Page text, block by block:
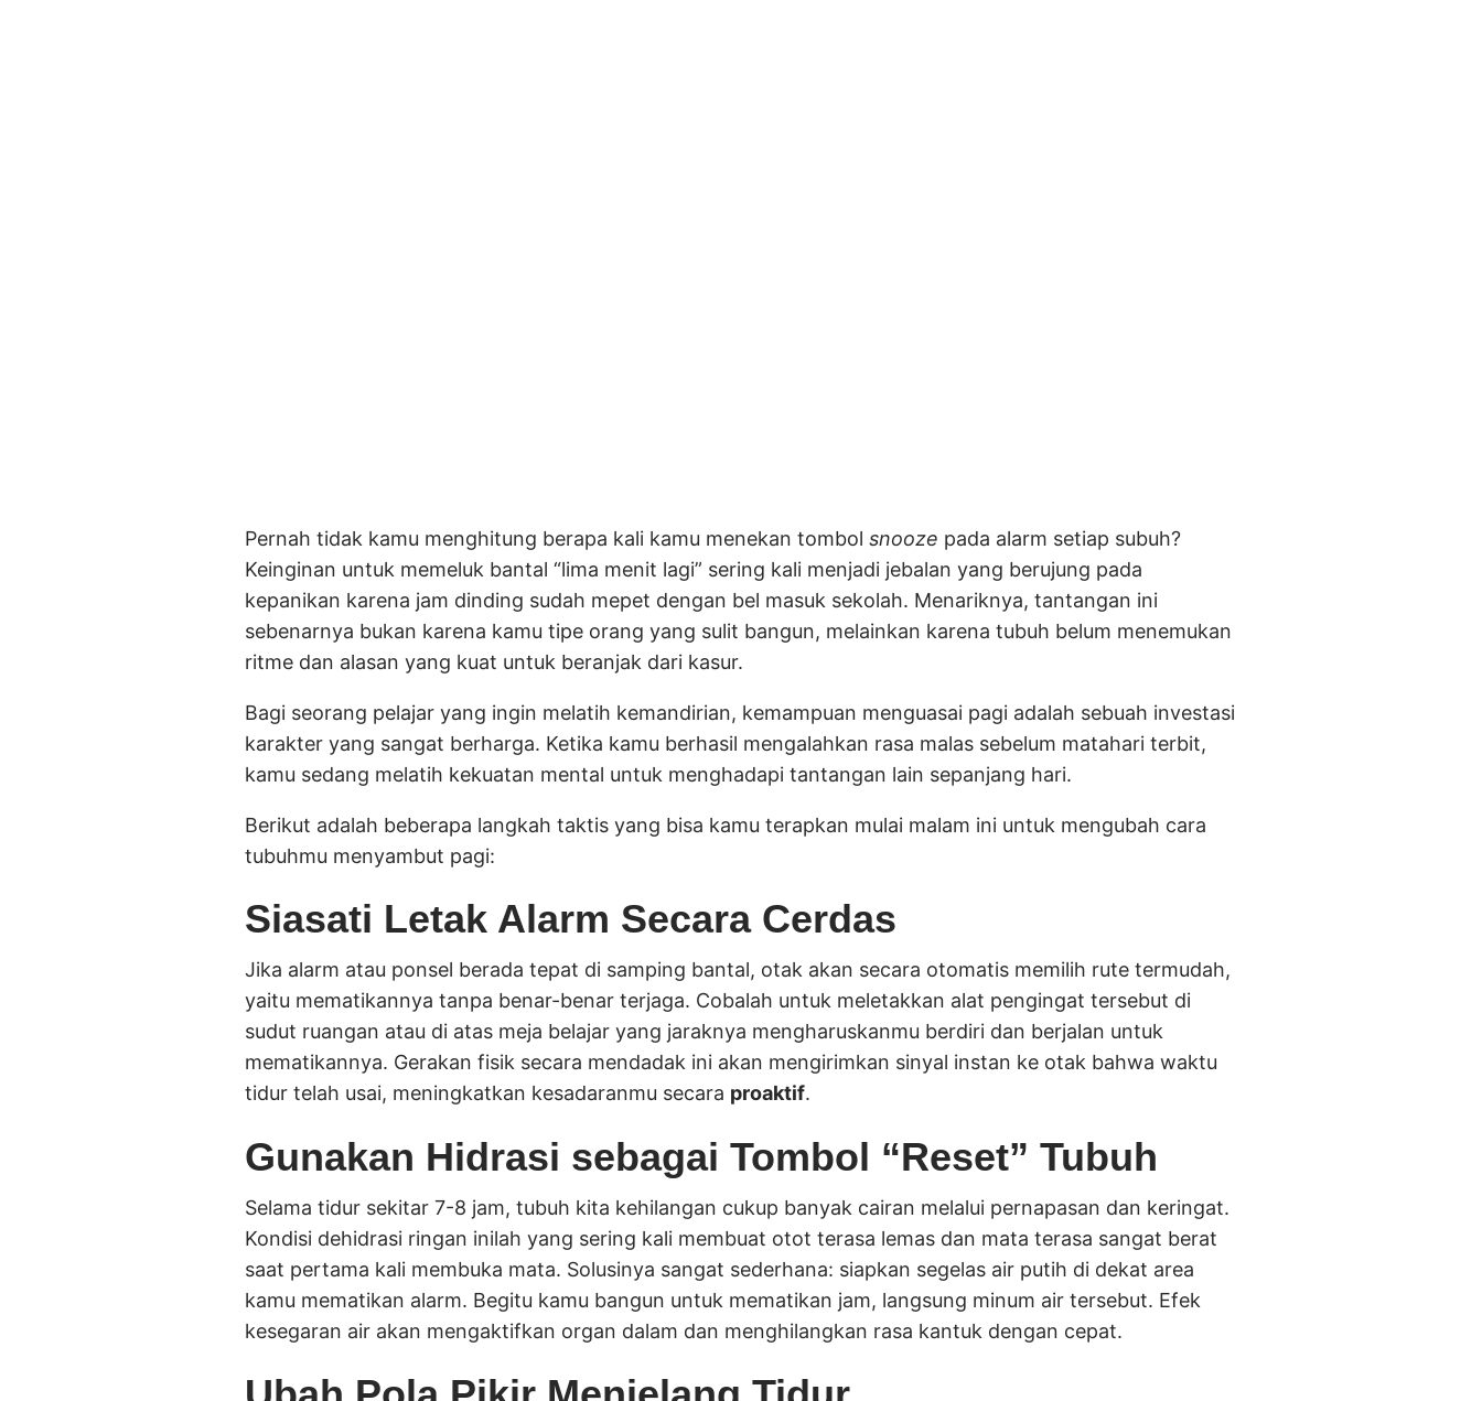
Pernah tidak kamu menghitung berapa kali kamu menekan tombol snooze pada alarm setiap subuh?
Keinginan untuk memeluk bantal “lima menit lagi” sering kali menjadi jebalan yang berujung pada
kepanikan karena jam dinding sudah mepet dengan bel masuk sekolah. Menariknya, tantangan ini
sebenarnya bukan karena kamu tipe orang yang sulit bangun, melainkan karena tubuh belum menemukan
ritme dan alasan yang kuat untuk beranjak dari kasur.
Bagi seorang pelajar yang ingin melatih kemandirian, kemampuan menguasai pagi adalah sebuah investasi
karakter yang sangat berharga. Ketika kamu berhasil mengalahkan rasa malas sebelum matahari terbit,
kamu sedang melatih kekuatan mental untuk menghadapi tantangan lain sepanjang hari.
Berikut adalah beberapa langkah taktis yang bisa kamu terapkan mulai malam ini untuk mengubah cara
tubuhmu menyambut pagi:
Siasati Letak Alarm Secara Cerdas
Jika alarm atau ponsel berada tepat di samping bantal, otak akan secara otomatis memilih rute termudah,
yaitu mematikannya tanpa benar-benar terjaga. Cobalah untuk meletakkan alat pengingat tersebut di
sudut ruangan atau di atas meja belajar yang jaraknya mengharuskanmu berdiri dan berjalan untuk
mematikannya. Gerakan fisik secara mendadak ini akan mengirimkan sinyal instan ke otak bahwa waktu
tidur telah usai, meningkatkan kesadaranmu secara proaktif.
Gunakan Hidrasi sebagai Tombol “Reset” Tubuh
Selama tidur sekitar 7-8 jam, tubuh kita kehilangan cukup banyak cairan melalui pernapasan dan keringat.
Kondisi dehidrasi ringan inilah yang sering kali membuat otot terasa lemas dan mata terasa sangat berat
saat pertama kali membuka mata. Solusinya sangat sederhana: siapkan segelas air putih di dekat area
kamu mematikan alarm. Begitu kamu bangun untuk mematikan jam, langsung minum air tersebut. Efek
kesegaran air akan mengaktifkan organ dalam dan menghilangkan rasa kantuk dengan cepat.